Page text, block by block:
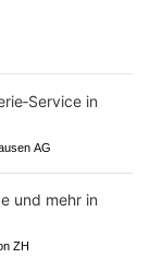
AG
ZH